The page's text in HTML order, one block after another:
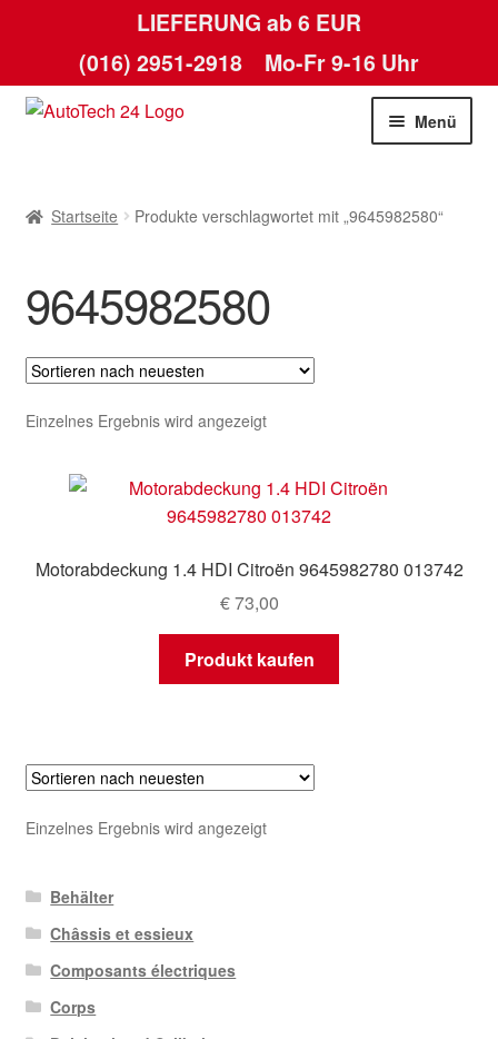
LIEFERUNG ab 6 EUR
(016) 2951-2918 Mo-Fr 9-16 Uhr
Zur
Zum
Menü
AGB
Datenschutz-Bestimmungen
Kasse
Kontakt
Lieferung
Startseite Produkte verschlagwortet mit „9645982580“
9645982580
Einzelnes Ergebnis wird angezeigt
Motorabdeckung 1.4 HDI Citroën 9645982780 013742
€73,00
Produkt kaufen
Einzelnes Ergebnis wird angezeigt
Behälter
Châssis et essieux
Composants électriques
Corps